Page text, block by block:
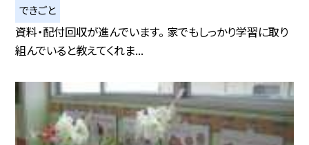
できごと
資料・配付回収が進んでいます。 家でもしっかり学習に取り
組んでいると教えてくれま...